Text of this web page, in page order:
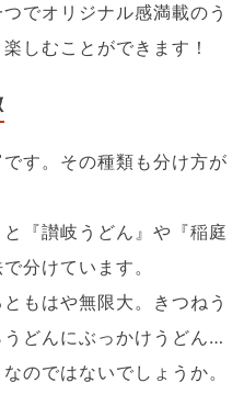
でオリジナル感満載のう
しむことができます！
す。その種類も分け方が
『讃岐うどん』や『稲庭
分けています。
もはや無限大。きつねう
どんにぶっかけうどん…
のではないでしょうか。